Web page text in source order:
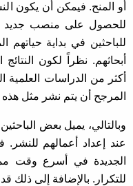
أو المنح. فيمكن أن يكون
للحصول على منصب جديد
للباحثين في بداية حياتهم
أبحاثهم. نظراً لكون
أكثر من الدراسات العلمية
المرجح أن يتم نشر مثل هذه
وبالتالي، يميل بعض
عند إعداد أعمالهم للنشر.
الجديدة في أسرع وقت
للتكرار. بالإضافة إلى ذلك